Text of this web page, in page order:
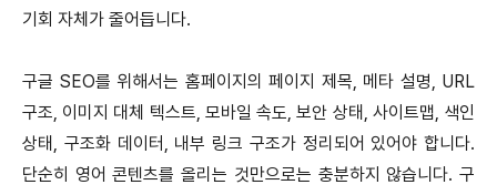
기회 자체가 줄어듭니다.
구글 SEO를 위해서는 홈페이지의 페이지 제목, 메타 설명, URL
구조, 이미지 대체 텍스트, 모바일 속도, 보안 상태, 사이트맵, 색인
상태, 구조화 데이터, 내부 링크 구조가 정리되어 있어야 합니다.
단순히 영어 콘텐츠를 올리는 것만으로는 충분하지 않습니다. 구